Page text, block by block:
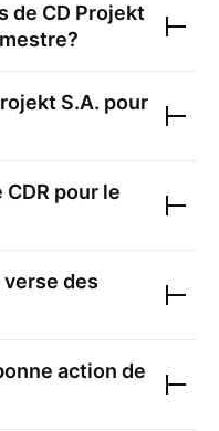
de CD Projekt
S.A. pour
CDR pour le
verse des
action de